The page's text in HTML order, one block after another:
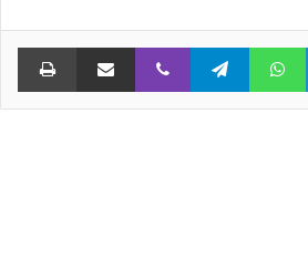
لينكدإن واتساب تيلقرام ڤايبر مشاركة عبر البريد